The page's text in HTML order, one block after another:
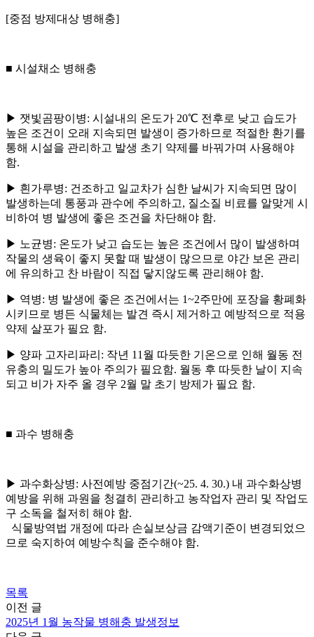
[중점 방제대상 병해충]
■ 시설채소 병해충
▶ 잿빛곰팡이병: 시설내의 온도가 20℃ 전후로 낮고 습도가
높은 조건이 오래 지속되면 발생이 증가하므로 적절한 환기를
통해 시설을 관리하고 발생 초기 약제를 바꿔가며 사용해야
함.
▶ 흰가루병: 건조하고 일교차가 심한 날씨가 지속되면 많이
발생하는데 통풍과 관수에 주의하고, 질소질 비료를 알맞게 시
비하여 병 발생에 좋은 조건을 차단해야 함.
▶ 노균병: 온도가 낮고 습도는 높은 조건에서 많이 발생하며
작물의 생육이 좋지 못할 때 발생이 많으므로 야간 보온 관리
에 유의하고 찬 바람이 직접 닿지않도록 관리해야 함.
▶ 역병: 병 발생에 좋은 조건에서는 1~2주만에 포장을 황폐화
시키므로 병든 식물체는 발견 즉시 제거하고 예방적으로 적용
약제 살포가 필요 함.
▶ 양파 고자리파리: 작년 11월 따듯한 기온으로 인해 월동 전
유충의 밀도가 높아 주의가 필요함. 월동 후 따듯한 날이 지속
되고 비가 자주 올 경우 2월 말 초기 방제가 필요 함.
■ 과수 병해충
▶ 과수화상병: 사전예방 중점기간(~25. 4. 30.) 내 과수화상병
예방을 위해 과원을 청결히 관리하고 농작업자 관리 및 작업도
구 소독을 철저히 해야 함.
식물방역법 개정에 따라 손실보상금 감액기준이 변경되었으
므로 숙지하여 예방수칙을 준수해야 함.
목록
이전 글
2025년 1월 농작물 병해충 발생정보